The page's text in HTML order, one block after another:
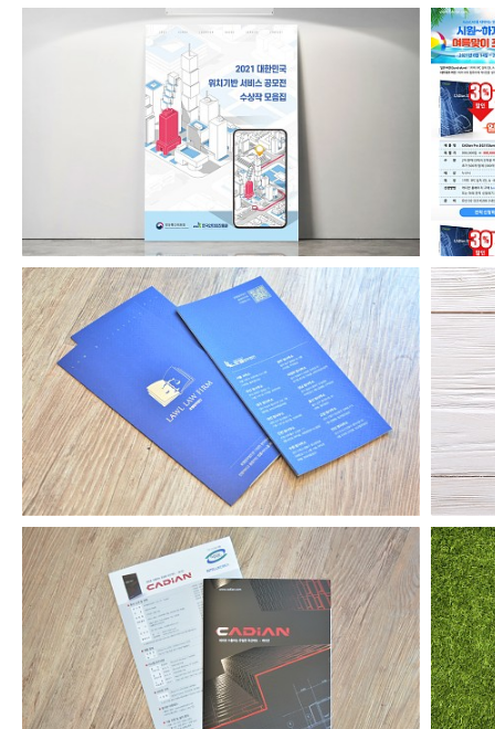
위치기반서비스공모전수상작모음집2021
로엘법무법인 리플릿
캐디안 기업용 카탈로그